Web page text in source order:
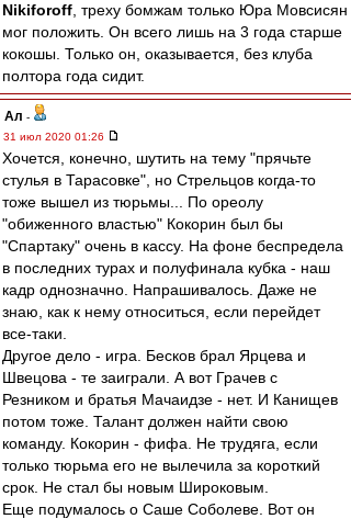
Nikiforoff , треху бомжам только Юра Мовсисян
мог положить. Он всего лишь на 3 года старше
кокошы. Только он, оказывается, без клуба
полтора года сидит.
Ал -
31 июл 2020 01:26
Хочется, конечно, шутить на тему "прячьте
стулья в Тарасовке", но Стрельцов когда-то
тоже вышел из тюрьмы... По ореолу
"обиженного властью" Кокорин был бы
"Спартаку" очень в кассу. На фоне беспредела
в последних турах и полуфинала кубка - наш
кадр однозначно. Напрашивалось. Даже не
знаю, как к нему относиться, если перейдет
все-таки.
Другое дело - игра. Бесков брал Ярцева и
Швецова - те заиграли. А вот Грачев с
Резником и братья Мачаидзе - нет. И Канищев
потом тоже. Талант должен найти свою
команду. Кокорин - фифа. Не трудяга, если
только тюрьма его не вылечила за короткий
срок. Не стал бы новым Широковым.
Еще подумалось о Саше Соболеве. Вот он